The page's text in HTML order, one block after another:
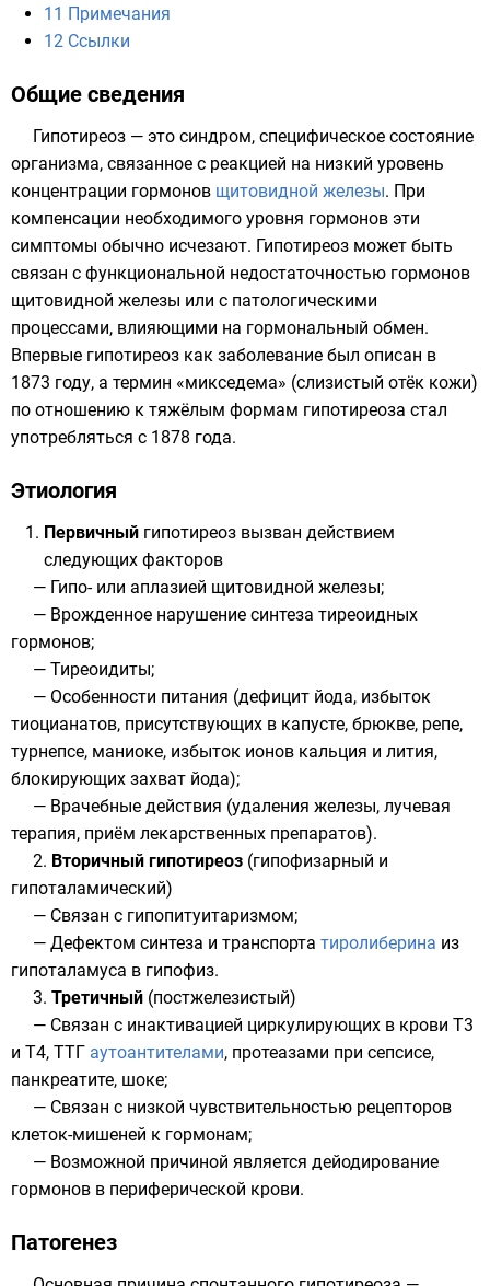
11 Примечания
12 Ссылки
Общие сведения
Гипотиреоз — это синдром, специфическое состояние
организма, связанное с реакцией на низкий уровень
концентрации гормонов щитовидной железы. При
компенсации необходимого уровня гормонов эти
симптомы обычно исчезают. Гипотиреоз может быть
связан с функциональной недостаточностью гормонов
щитовидной железы или с патологическими
процессами, влияющими на гормональный обмен.
Впервые гипотиреоз как заболевание был описан в
1873 году, а термин «микседема» (слизистый отёк кожи)
по отношению к тяжёлым формам гипотиреоза стал
употребляться с 1878 года.
Этиология
Первичный гипотиреоз вызван действием
следующих факторов
— Гипо- или аплазией щитовидной железы;
— Врожденное нарушение синтеза тиреоидных
гормонов;
— Тиреоидиты;
— Особенности питания (дефицит йода, избыток
тиоцианатов, присутствующих в капусте, брюкве, репе,
турнепсе, маниоке, избыток ионов кальция и лития,
блокирующих захват йода);
— Врачебные действия (удаления железы, лучевая
терапия, приём лекарственных препаратов).
2. Вторичный гипотиреоз (гипофизарный и
гипоталамический)
— Связан с гипопитуитаризмом;
— Дефектом синтеза и транспорта тиролиберина из
гипоталамуса в гипофиз.
3. Третичный (постжелезистый)
— Связан с инактивацией циркулирующих в крови Т3
и Т4, ТТГ аутоантителами, протеазами при сепсисе,
панкреатите, шоке;
— Связан с низкой чувствительностью рецепторов
клеток-мишеней к гормонам;
— Возможной причиной является дейодирование
гормонов в периферической крови.
Патогенез